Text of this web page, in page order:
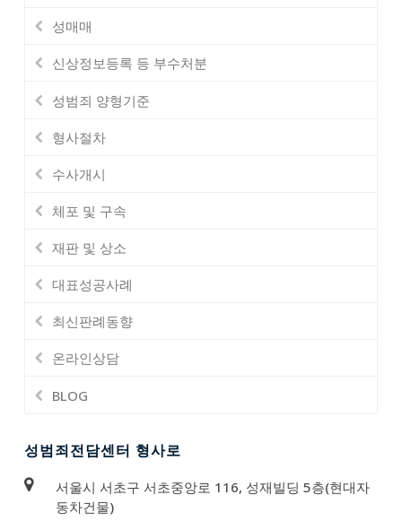
성매매
신상정보등록 등 부수처분
성범죄 양형기준
형사절차
수사개시
체포 및 구속
재판 및 상소
대표성공사례
최신판례동향
온라인상담
BLOG
성범죄전담센터 형사로
서울시 서초구 서초중앙로 116, 성재빌딩 5층(현대자
동차건물)